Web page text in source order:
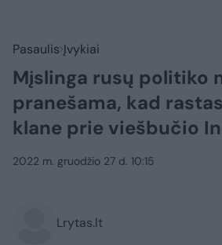
Pasaulis Įvykiai
Mįslinga rusų politiko
pranešama, kad
klane prie viešbučio
2022 m. gruodžio 27 d. 10:15
Lrytas.lt